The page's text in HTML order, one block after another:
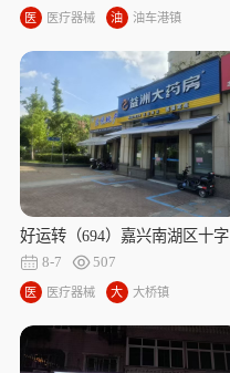
医
器
械
医疗器械
油
港
油车港镇
好运转（694）嘉兴南湖区十字
路口拐角旺铺转让
8-7 507
医
械
医疗器械
大
大桥镇